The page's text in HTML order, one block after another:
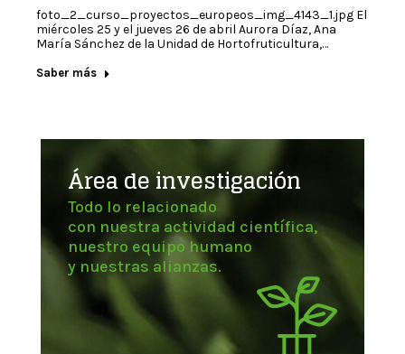
foto_2_curso_proyectos_europeos_img_4143_1.jpg El
miércoles 25 y el jueves 26 de abril Aurora Díaz, Ana
María Sánchez de la Unidad de Hortofruticultura,…
Saber más
Área de investigación
Todo lo relacionado
con nuestra actividad científica,
nuestro equipo humano
y nuestras alianzas.